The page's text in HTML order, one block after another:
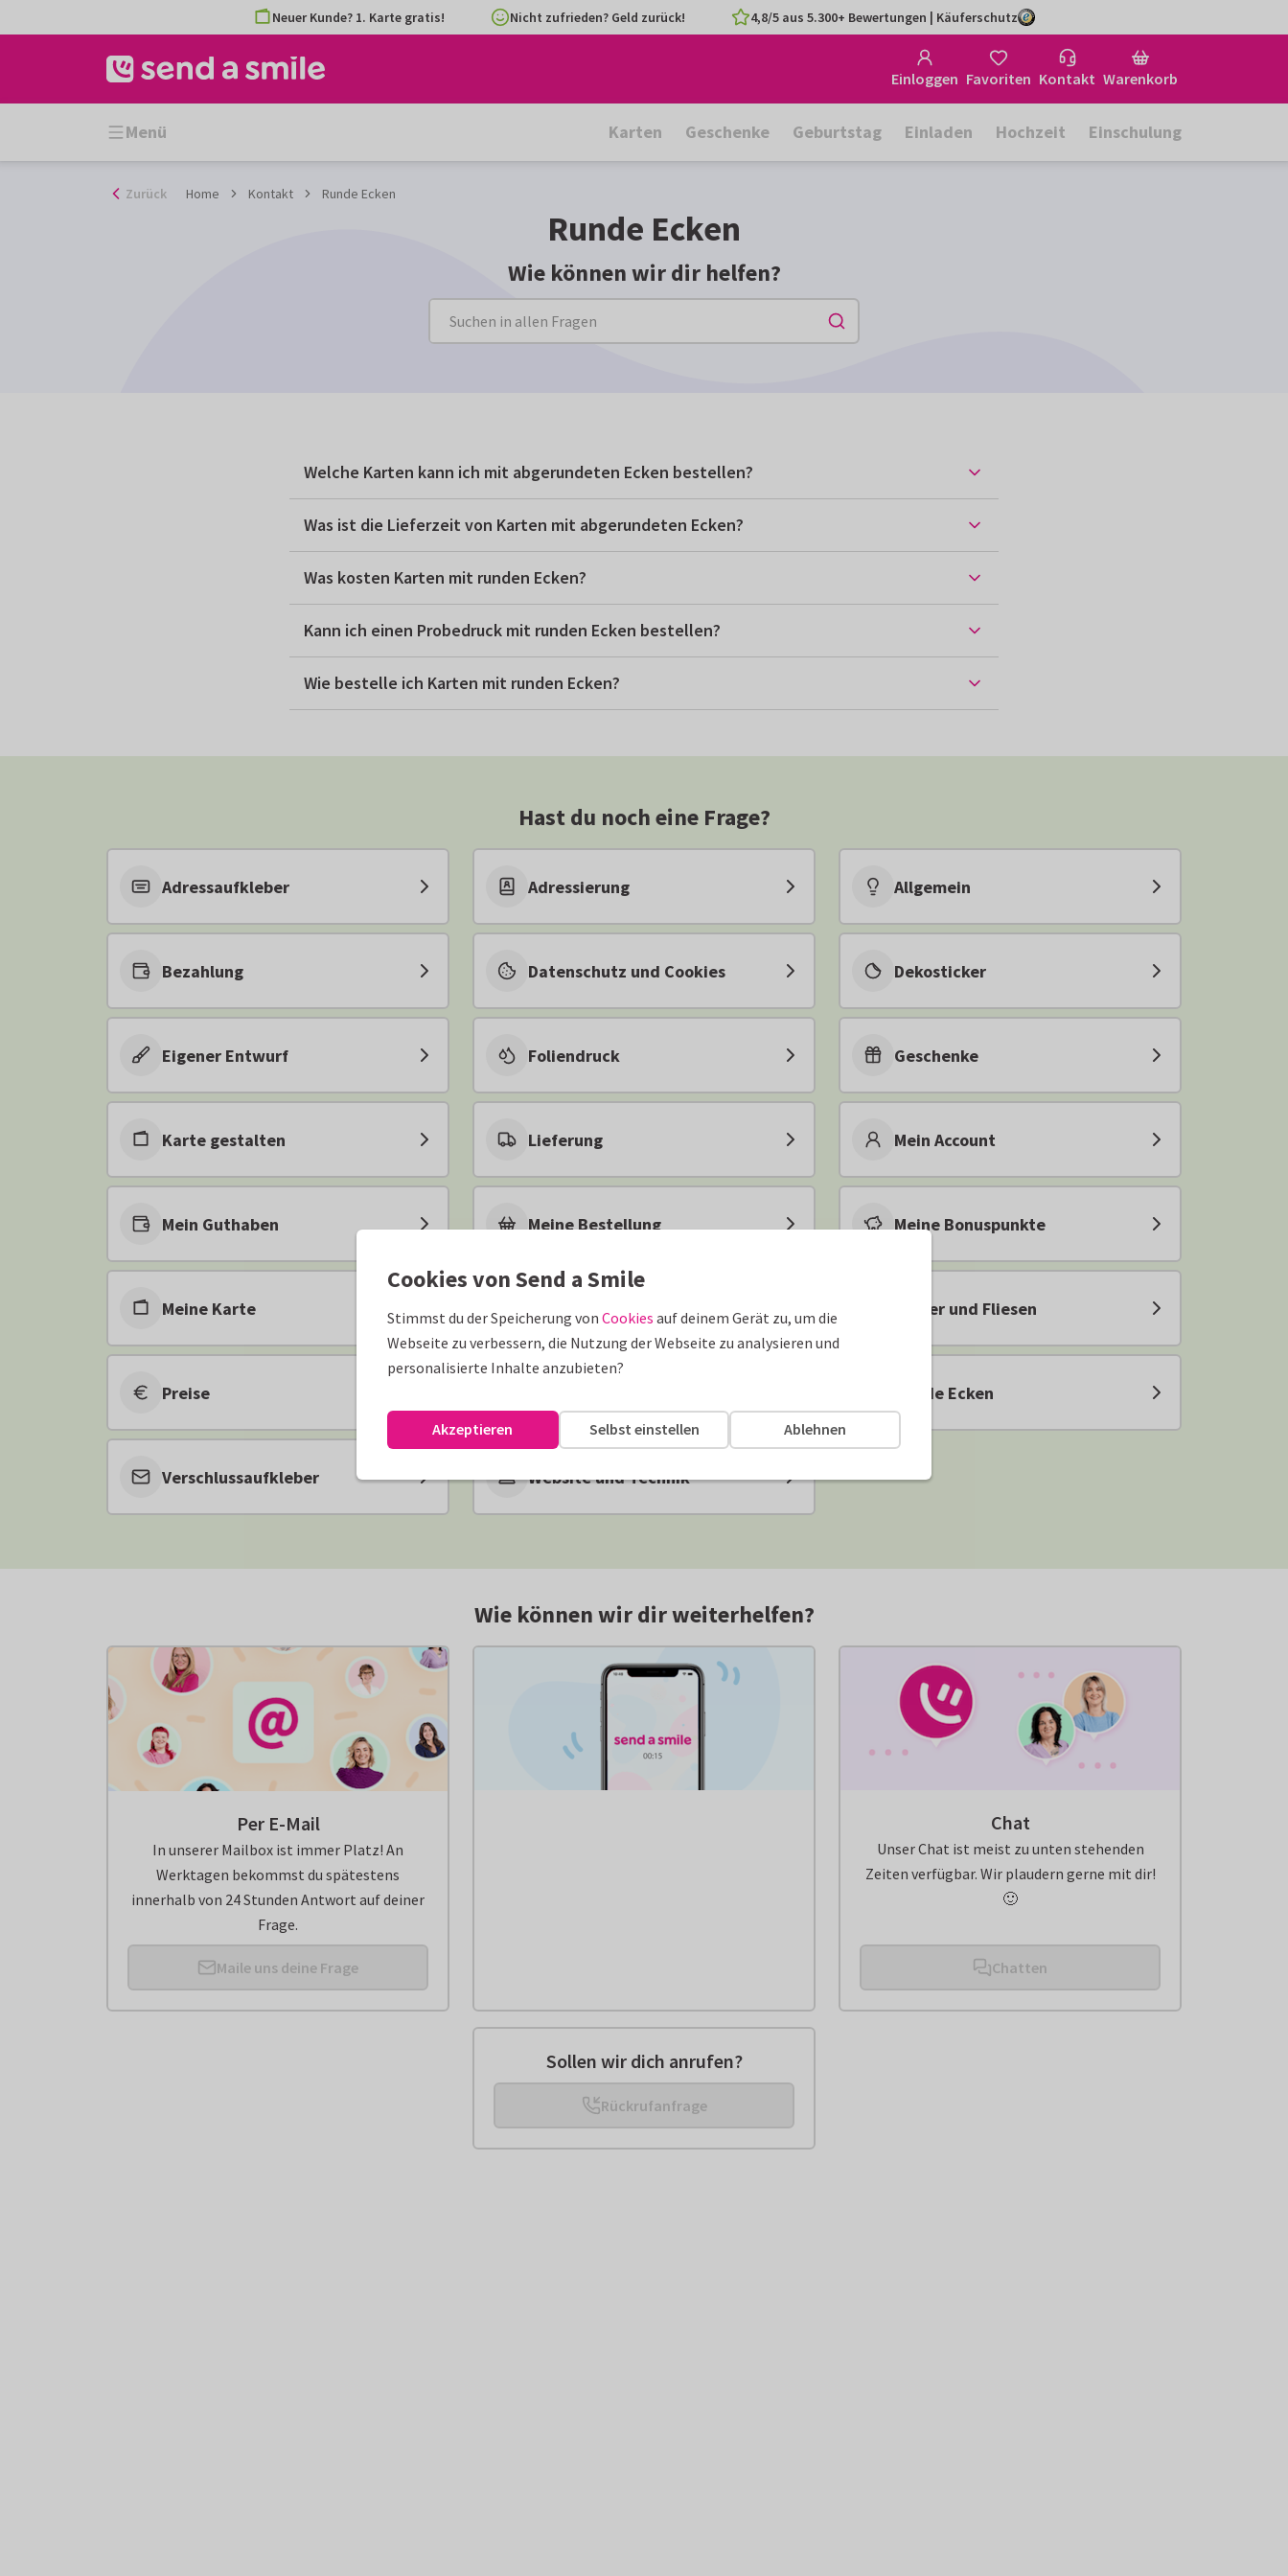
Inhalt
Neuer Kunde? 1. Karte gratis! Nicht zufrieden? Geld zurück! 4,8/5 aus 5.300+ Bewertungen | Käuferschutz
Einloggen Favoriten Kontakt Warenkorb
Menü Karten Geschenke Geburtstag Einladen Hochzeit Einschulung
Runde Ecken
Wie können wir dir helfen?
Zurück Home Kontakt Runde Ecken
Welche Karten kann ich mit abgerundeten Ecken bestellen?
Was ist die Lieferzeit von Karten mit abgerundeten Ecken?
Was kosten Karten mit runden Ecken?
Kann ich einen Probedruck mit runden Ecken bestellen?
Wie bestelle ich Karten mit runden Ecken?
Hast du noch eine Frage?
Adressaufkleber Adressierung Allgemein
Bezahlung Datenschutz und Cookies Dekosticker
Eigener Entwurf Foliendruck Geschenke
Karte gestalten Lieferung Mein Account
Mein Guthaben Meine Bestellung Meine Bonuspunkte
Meine Karte Nachhaltigkeit Poster und Fliesen
Preise Runde Ecken
Verschlussaufkleber Website und Technik
Wie können wir dir weiterhelfen?
Per E-Mail
In unserer Mailbox ist immer Platz! An
Werktagen bekommst du spätestens
innerhalb von 24 Stunden Antwort auf deiner
Frage.
Maile uns deine Frage
Chat
Unser Chat ist meist zu unten stehenden
Zeiten verfügbar. Wir plaudern gerne mit dir!
🙂
Chatten
Sollen wir dich anrufen?
Rückrufanfrage
Cookies von Send a Smile
Stimmst du der Speicherung von Cookies auf deinem Gerät zu, um die
Webseite zu verbessern, die Nutzung der Webseite zu analysieren und
personalisierte Inhalte anzubieten?
Ablehnen
Selbst einstellen
Akzeptieren